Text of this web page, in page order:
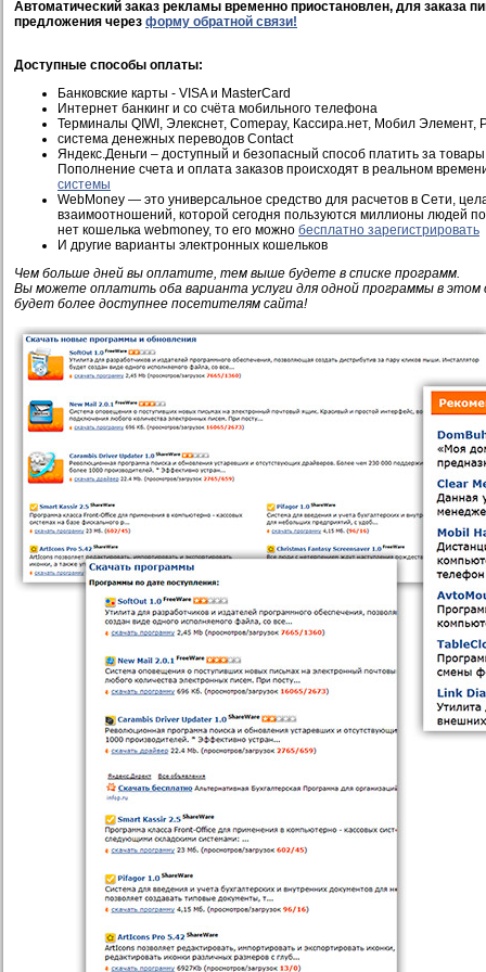
Автоматический заказ рекламы временно приостановлен, для заказа
предложения через форму обратной связи!
Доступные способы оплаты:
Банковские карты - VISA и MasterCard
Интернет банкинг и со счёта мобильного телефона
Терминалы QIWI, Элекснет, Comepay, Кассира.нет, Мобил Элемент,
система денежных переводов Contact
Яндекс.Деньги – доступный и безопасный способ платить за товары
Пополнение счета и оплата заказов происходят в реальном
системы
WebMoney — это универсальное средство для расчетов в Сети,
взаимоотношений, которой сегодня пользуются миллионы людей
нет кошелька webmoney, то его можно бесплатно зарегистрировать
И другие варианты электронных кошельков
Чем больше дней вы оплатите, тем выше будете в списке программ.
Вы можете оплатить оба варианта услуги для одной программы в этом
будет более доступнее посетителям сайта!